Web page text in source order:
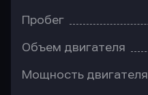
Пробег
Объем двигателя
Мощность двигателя